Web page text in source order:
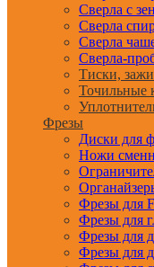
Сверла с
Сверла
Сверла
Сверла-
Тиски,
Точильные
Фрезы
Диски для
Ножи
Фрезы для
Фрезы для
Фрезы для
Фрезы для